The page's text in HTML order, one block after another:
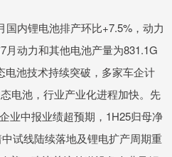
内锂电池排产环比+7.5%，动力
月动力和其他电池产量为831.1G
电池技术持续突破，多家车企计
电池，行业产业化进程加快。先
业中报业绩超预期，1H25归母净
试线陆续落地及锂电扩产周期重